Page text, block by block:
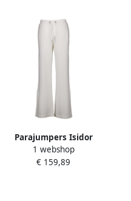
Parajumpers Isidor
pantalons off white Dames
1 webshop
€ 159,89